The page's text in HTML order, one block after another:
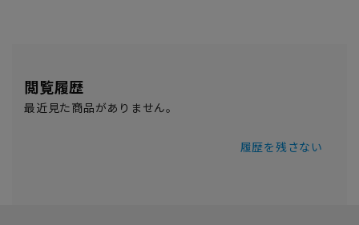
閲覧履歴
最近見た商品がありません。
履歴を残さない